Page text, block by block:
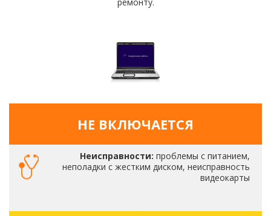
НЕ ВКЛЮЧАЕТСЯ
Неисправности: проблемы с питанием,
неполадки с жестким диском, неисправность
видеокарты